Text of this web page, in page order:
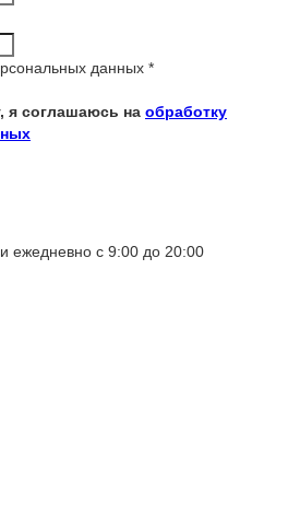
данных *
я соглашаюсь на обработку
ежедневно с 9:00 до 20:00